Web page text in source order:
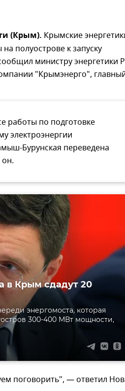
(Крым). Крымские
полуострове к запуску
министру энергетики
"Крымэнерго",
работы по подготовке
электроэнергии
Бурунская переведена
в Крым сдадут 20
энергомоста, которая
300-400 МВт мощности,
поговорить", — ответил